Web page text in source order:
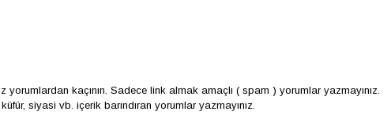
yorumlardan kaçının. Sadece link almak amaçlı ( spam ) yorumlar yazmayınız.
siyasi vb. içerik barındıran yorumlar yazmayınız.